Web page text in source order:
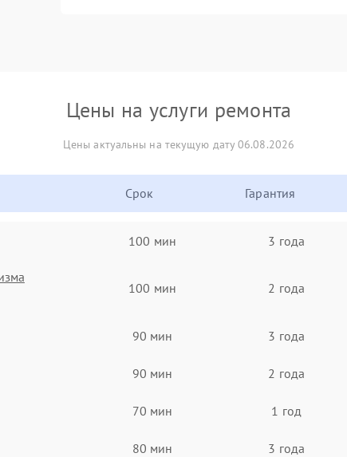
Цены на услуги ремонта
Цены актуальны на текущую дату 06.08.2026
Срок Гарантия
100 мин 3 года
100 мин 2 года
90 мин 3 года
90 мин 2 года
70 мин 1 год
80 мин 3 года